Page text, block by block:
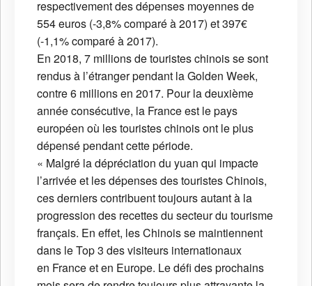
respectivement des dépenses moyennes de
554 euros (-3,8% comparé à 2017) et 397€
(-1,1% comparé à 2017).
En 2018, 7 millions de touristes chinois se sont
rendus à l’étranger pendant la Golden Week,
contre 6 millions en 2017. Pour la deuxième
année consécutive, la France est le pays
européen où les touristes chinois ont le plus
dépensé pendant cette période.
« Malgré la dépréciation du yuan qui impacte
l’arrivée et les dépenses des touristes Chinois,
ces derniers contribuent toujours autant à la
progression des recettes du secteur du tourisme
français. En effet, les Chinois se maintiennent
dans le Top 3 des visiteurs internationaux
en France et en Europe. Le défi des prochains